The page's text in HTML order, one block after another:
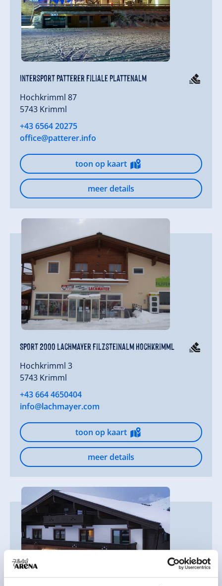
Intersport Patterer Filiale Plattenalm
Hochkrimml 87
5743 Krimml
+43 6564 20275
office@patterer.info
toon op kaart
meer details
Sport 2000 Lachmayer Filzsteinalm Hochkrimml
Hochkrimml 3
5743 Krimml
+43 664 4650404
info@lachmayer.com
toon op kaart
meer details